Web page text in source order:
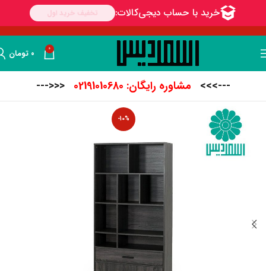
0 ۰ تومان
--->>> مشاوره رایگان: 02191010680 <<<---
-10%